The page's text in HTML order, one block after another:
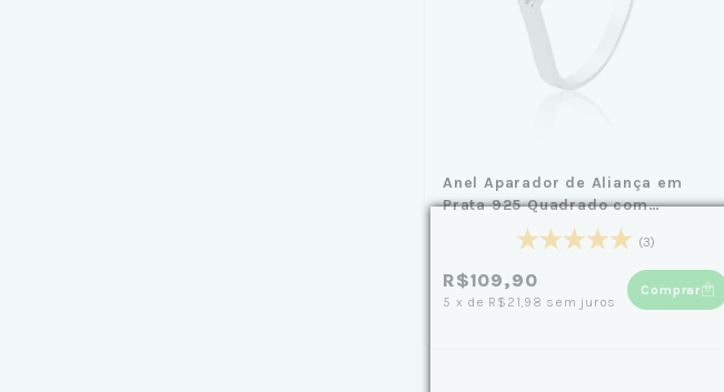
Anel Aparador de Aliança em
Prata 925 Quadrado com
(3)
R$109,90
5 x de R$21,98 sem juros
Comprar